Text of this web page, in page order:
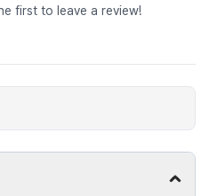
first to leave a review!